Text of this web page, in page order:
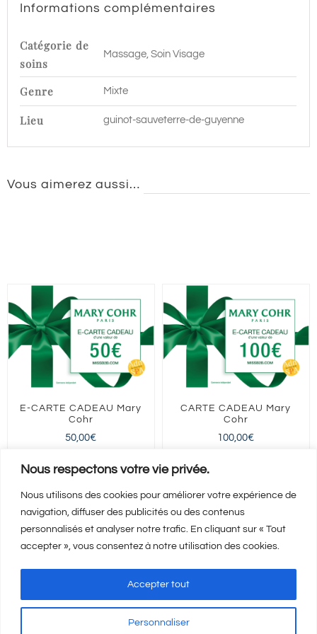
Nous respectons votre vie privée.
Nous utilisons des cookies pour améliorer votre expérience de
navigation, diffuser des publicités ou des contenus
personnalisés et analyser notre trafic. En cliquant sur « Tout
accepter », vous consentez à notre utilisation des cookies.
Personnaliser
Accepter tout
Sauveterre
Guyenne
Informations complémentaires
Catégorie de
soins
Massage, Soin Visage
Genre Mixte
Lieu guinot-sauveterre-de-guyenne
Vous aimerez aussi…
E-CARTE CADEAU Mary
Cohr
50,00€
FRANCE entière
Ajouter au panier
Détails
CARTE CADEAU Mary
Cohr
100,00€
Ajouter au panier
Détails